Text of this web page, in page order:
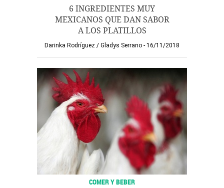
6 INGREDIENTES MUY
MEXICANOS QUE DAN SABOR
A LOS PLATILLOS
Darinka Rodríguez / Gladys Serrano 16/11/2018
COMER Y BEBER